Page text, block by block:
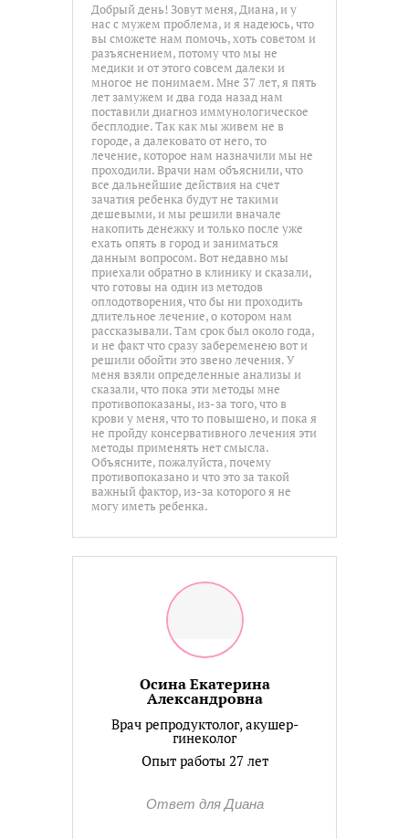
Добрый день! Зовут меня, Диана, и у
нас с мужем проблема, и я надеюсь, что
вы сможете нам помочь, хоть советом и
разъяснением, потому что мы не
медики и от этого совсем далеки и
многое не понимаем. Мне 37 лет, я пять
лет замужем и два года назад нам
поставили диагноз иммунологическое
бесплодие. Так как мы живем не в
городе, а далековато от него, то
лечение, которое нам назначили мы не
проходили. Врачи нам объяснили, что
все дальнейшие действия на счет
зачатия ребенка будут не такими
дешевыми, и мы решили вначале
накопить денежку и только после уже
ехать опять в город и заниматься
данным вопросом. Вот недавно мы
приехали обратно в клинику и сказали,
что готовы на один из методов
оплодотворения, что бы ни проходить
длительное лечение, о котором нам
рассказывали. Там срок был около года,
и не факт что сразу забеременею вот и
решили обойти это звено лечения. У
меня взяли определенные анализы и
сказали, что пока эти методы мне
противопоказаны, из-за того, что в
крови у меня, что то повышено, и пока я
не пройду консервативного лечения эти
методы применять нет смысла.
Объясните, пожалуйста, почему
противопоказано и что это за такой
важный фактор, из-за которого я не
могу иметь ребенка.
Осина Екатерина
Александровна
Врач репродуктолог, акушер-
гинеколог
Опыт работы 27 лет
Ответ для Диана